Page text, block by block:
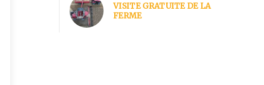
VISITE GRATUITE DE LA
FERME